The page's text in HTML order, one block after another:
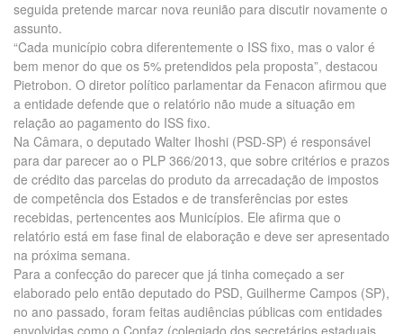
seguida pretende marcar nova reunião para discutir novamente o
assunto.
“Cada município cobra diferentemente o ISS fixo, mas o valor é
bem menor do que os 5% pretendidos pela proposta”, destacou
Pietrobon. O diretor político parlamentar da Fenacon afirmou que
a entidade defende que o relatório não mude a situação em
relação ao pagamento do ISS fixo.
Na Câmara, o deputado Walter Ihoshi (PSD-SP) é responsável
para dar parecer ao o PLP 366/2013, que sobre critérios e prazos
de crédito das parcelas do produto da arrecadação de impostos
de competência dos Estados e de transferências por estes
recebidas, pertencentes aos Municípios. Ele afirma que o
relatório está em fase final de elaboração e deve ser apresentado
na próxima semana.
Para a confecção do parecer que já tinha começado a ser
elaborado pelo então deputado do PSD, Guilherme Campos (SP),
no ano passado, foram feitas audiências públicas com entidades
envolvidas como o Confaz (colegiado dos secretários estaduais